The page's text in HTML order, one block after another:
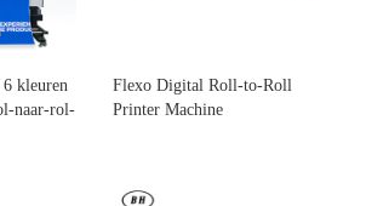
kleuren
naar-rol-
Flexo Digital Roll-to-Roll
Printer Machine